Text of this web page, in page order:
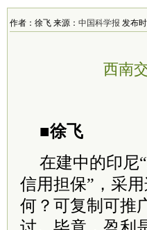
作者：徐飞 来源： 中国科学报 发布
西南
■徐飞
在建中的印尼
信用担保”，采
何？可复制可推